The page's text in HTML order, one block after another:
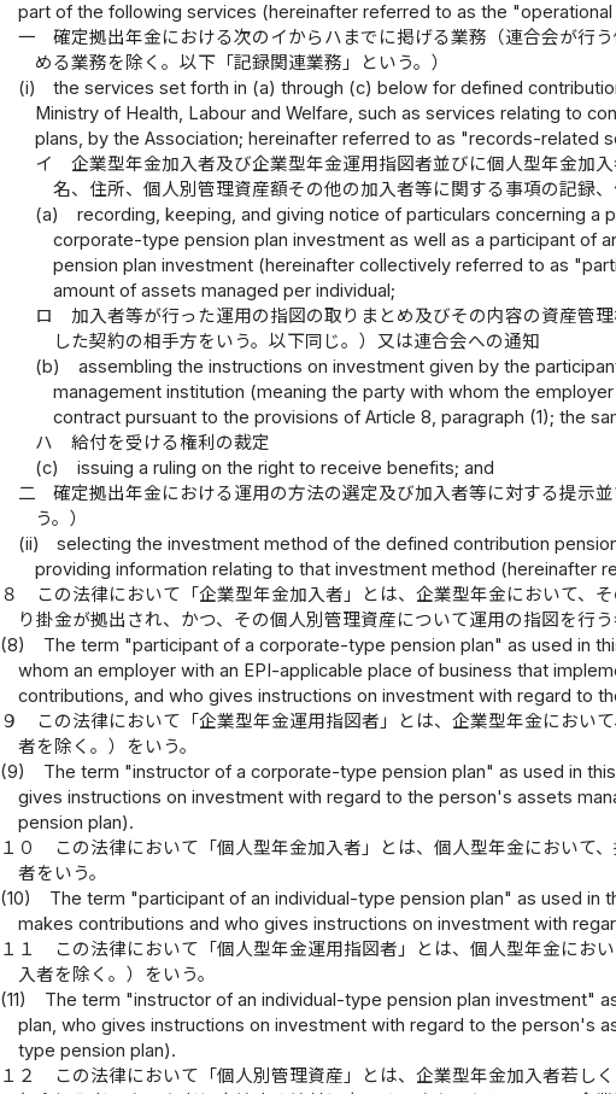
part of the following services (hereinafter referred to as the
一
確定拠出年金における次のイからハまでに掲げる業務（連合会が行
める業務を除く。以下「記録関連業務」という。）
(i)
the services set forth in (a) through (c) below for defined
Ministry of Health, Labour and Welfare, such as services relating to
plans, by the Association; hereinafter referred to as "records-related
イ
企業型年金加入者及び企業型年金運用指図者並びに個人型年金加
名、住所、個人別管理資産額その他の加入者等に関する事項の記録
(a)
recording, keeping, and giving notice of particulars concerning
corporate-type pension plan investment as well as a participant of
pension plan investment (hereinafter collectively referred to as
amount of assets managed per individual;
ロ
加入者等が行った運用の指図の取りまとめ及びその内容の資産管
した契約の相手方をいう。以下同じ。）又は連合会への通知
(b)
assembling the instructions on investment given by the
management institution (meaning the party with whom the
contract pursuant to the provisions of Article 8, paragraph (1); the
ハ
給付を受ける権利の裁定
(c)
issuing a ruling on the right to receive benefits; and
二
確定拠出年金における運用の方法の選定及び加入者等に対する提示
う。）
(ii)
selecting the investment method of the defined contribution
providing information relating to that investment method (hereinafter
８
この法律において「企業型年金加入者」とは、企業型年金において、
り掛金が拠出され、かつ、その個人別管理資産について運用の指図を行う
(8)
The term "participant of a corporate-type pension plan" as used in
whom an employer with an EPI-applicable place of business that
contributions, and who gives instructions on investment with regard to
９
この法律において「企業型年金運用指図者」とは、企業型年金におい
者を除く。）をいう。
(9)
The term "instructor of a corporate-type pension plan" as used in
gives instructions on investment with regard to the person's assets
pension plan).
１０
この法律において「個人型年金加入者」とは、個人型年金において
者をいう。
(10)
The term "participant of an individual-type pension plan" as used in
makes contributions and who gives instructions on investment with
１１
この法律において「個人型年金運用指図者」とは、個人型年金にお
入者を除く。）をいう。
(11)
The term "instructor of an individual-type pension plan investment"
plan, who gives instructions on investment with regard to the person's
type pension plan).
１２
この法律において「個人別管理資産」とは、企業型年金加入者若し